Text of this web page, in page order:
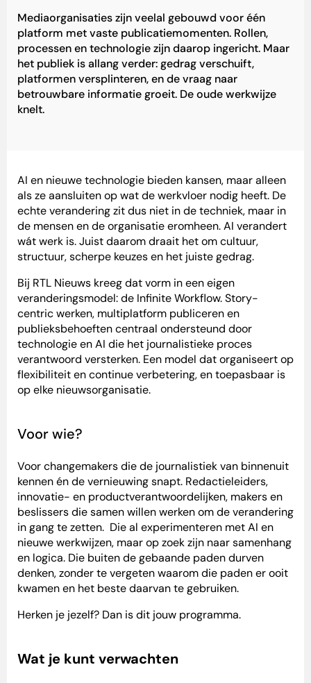
Mediaorganisaties zijn veelal gebouwd voor één
platform met vaste publicatiemomenten. Rollen,
processen en technologie zijn daarop ingericht. Maar
het publiek is allang verder: gedrag verschuift,
platformen versplinteren, en de vraag naar
betrouwbare informatie groeit. De oude werkwijze
knelt.
AI en nieuwe technologie bieden kansen, maar alleen
als ze aansluiten op wat de werkvloer nodig heeft. De
echte verandering zit dus niet in de techniek, maar in
de mensen en de organisatie eromheen. AI verandert
wát werk is. Juist daarom draait het om cultuur,
structuur, scherpe keuzes en het juiste gedrag.
Bij RTL Nieuws kreeg dat vorm in een eigen
veranderingsmodel: de Infinite Workflow. Story-
centric werken, multiplatform publiceren en
publieksbehoeften centraal ondersteund door
technologie en AI die het journalistieke proces
verantwoord versterken. Een model dat organiseert op
flexibiliteit en continue verbetering, en toepasbaar is
op elke nieuwsorganisatie.
Voor wie?
Voor changemakers die de journalistiek van binnenuit
kennen én de vernieuwing snapt. Redactieleiders,
innovatie- en productverantwoordelijken, makers en
beslissers die samen willen werken om de verandering
in gang te zetten. Die al experimenteren met AI en
nieuwe werkwijzen, maar op zoek zijn naar samenhang
en logica. Die buiten de gebaande paden durven
denken, zonder te vergeten waarom die paden er ooit
kwamen en het beste daarvan te gebruiken.
Herken je jezelf? Dan is dit jouw programma.
Wat je kunt verwachten